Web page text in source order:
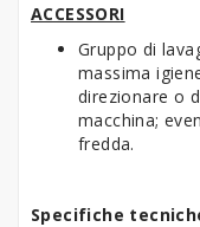
ACCESSORI
Gruppo di
massima
direzionare o
macchina;
fredda.
Specifiche